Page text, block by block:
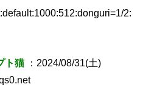
2:
ト猫 ：2024/08/31(土)